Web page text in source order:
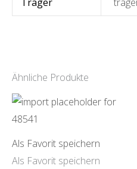
Ähnliche Produkte
Als Favorit speichern
Als Favorit speichern